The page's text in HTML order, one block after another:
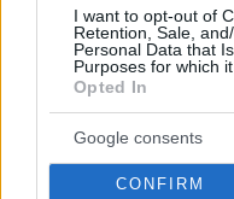
I want to opt-out of
Retention, Sale,
Personal Data that
Purposes for which
Opted In
Google consents
CONFIRM
Ποιος είναι
τρόπος να
σου;